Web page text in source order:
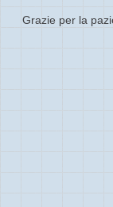
Grazie per la